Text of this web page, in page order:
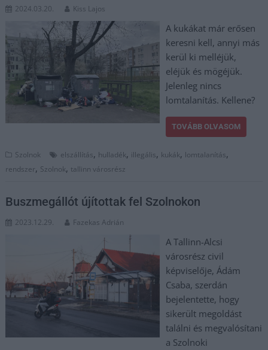
2024.03.20. Kiss Lajos
A kukákat már erősen
keresni kell, annyi más
kerül ki melléjük,
eléjük és mögéjük.
Jelenleg nincs
lomtalanítás. Kellene?
TOVÁBB OLVASOM
Szolnok elszállítás, hulladék, illegális, kukák, lomtalanítás,
rendszer, Szolnok, tallinn városrész
Buszmegállót újítottak fel Szolnokon
2023.12.29. Fazekas Adrián
A Tallinn-Alcsi
városrész civil
képviselője, Ádám
Csaba, szerdán
bejelentette, hogy
sikerült megoldást
találni és megvalósítani
a Szolnoki